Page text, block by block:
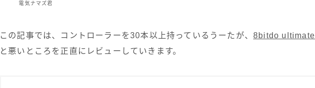
電気ナマズ君
この記事では、コントローラーを30本以上持っているうーたが、 8bitdo ultimate
と悪いところを正直にレビューしていきます。